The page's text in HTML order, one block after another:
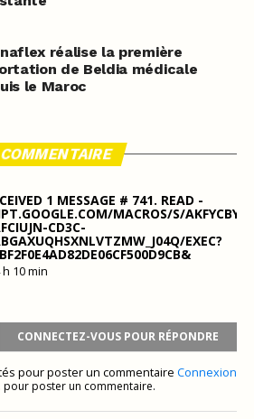
réalise la première
de Beldia médicale
le Maroc
1 MESSAGE # 741. READ -
MACROS/S/
CD3C-
EXEC?
h 10 min
CONNECTEZ-VOUS POUR RÉPONDRE
pour poster un commentaire Connexion
. pour poster un commentaire.